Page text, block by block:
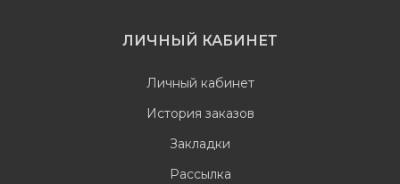
ЛИЧНЫЙ КАБИНЕТ
Личный кабинет
История заказов
Закладки
Рассылка